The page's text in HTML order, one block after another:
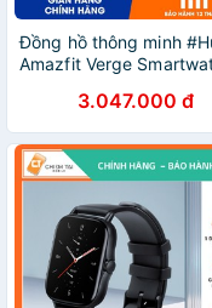
Đồng hồ thông minh
Amazfit Verge
3.047.000 đ